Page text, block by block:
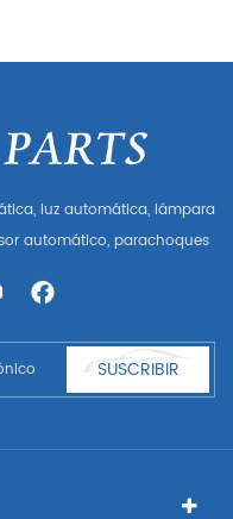
luz automática, lámpara
automático, parachoques
etc. y accesorios de
SUSCRIBIR